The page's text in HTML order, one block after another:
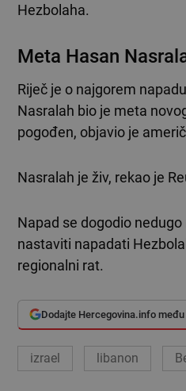
Hezbolaha.
Meta Hasan
Riječ je o najgorem
Nasralah bio je meta
pogođen, objavio je
Nasralah je živ, rekao je
Napad se dogodio
nastaviti napadati
regionalni rat.
Dodajte Hercegovina.info
izrael libanon